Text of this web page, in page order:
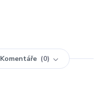
Komentáře 0